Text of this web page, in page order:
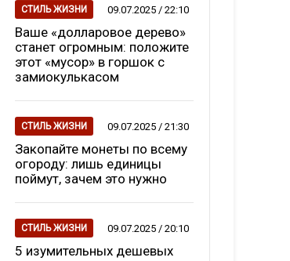
СТИЛЬ ЖИЗНИ 09.07.2025 / 22:10
Ваше «долларовое дерево»
станет огромным: положите
этот «мусор» в горшок с
замиокулькасом
СТИЛЬ ЖИЗНИ 09.07.2025 / 21:30
Закопайте монеты по всему
огороду: лишь единицы
поймут, зачем это нужно
СТИЛЬ ЖИЗНИ 09.07.2025 / 20:10
5 изумительных дешевых